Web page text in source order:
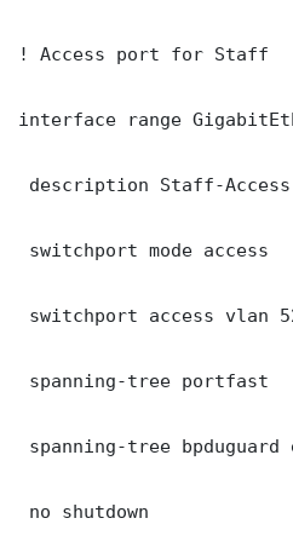
! Access port for Staff
interface range
description Staff-Access
switchport mode access
switchport access vlan
spanning-tree portfast
spanning-tree bpduguard
no shutdown